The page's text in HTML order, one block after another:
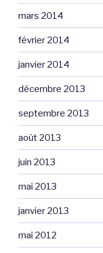
mars 2014
février 2014
janvier 2014
décembre 2013
septembre 2013
août 2013
juin 2013
mai 2013
janvier 2013
mai 2012